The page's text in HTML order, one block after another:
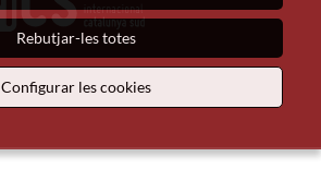
Rebutjar-les totes
Configurar les cookies